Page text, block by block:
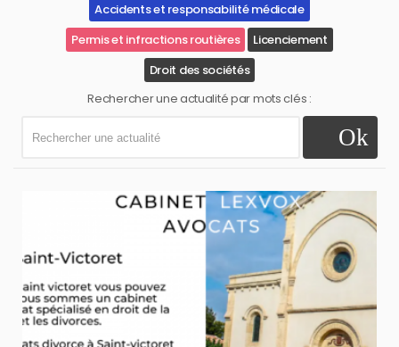
Accidents et responsabilité médicale
Permis et infractions routières
Licenciement
Droit des sociétés
Rechercher une actualité par mots clés :